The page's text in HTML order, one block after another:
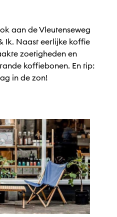
aan de Vleutenseweg
Ik. Naast eerlijke koffie
zoetigheden en
koffiebonen. En tip:
in de zon!